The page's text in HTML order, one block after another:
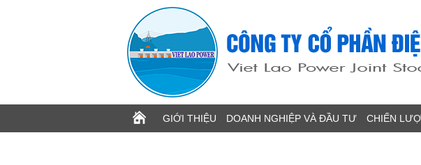
GIỚI THIỆU DOANH NGHIỆP VÀ ĐẦU TƯ CHIẾN